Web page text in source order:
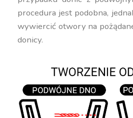
procedura jest podobna,
wywiercić otwory na
donicy.